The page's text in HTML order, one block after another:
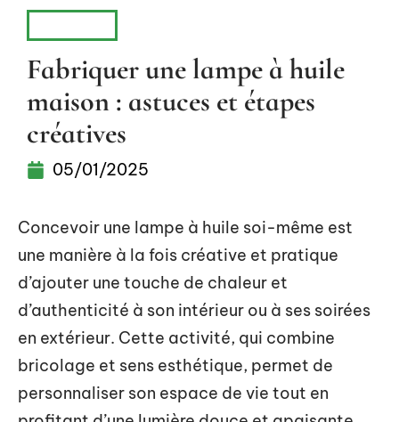
Fabriquer une lampe à huile
maison : astuces et étapes
créatives
05/01/2025
Concevoir une lampe à huile soi-même est
une manière à la fois créative et pratique
d’ajouter une touche de chaleur et
d’authenticité à son intérieur ou à ses soirées
en extérieur. Cette activité, qui combine
bricolage et sens esthétique, permet de
personnaliser son espace de vie tout en